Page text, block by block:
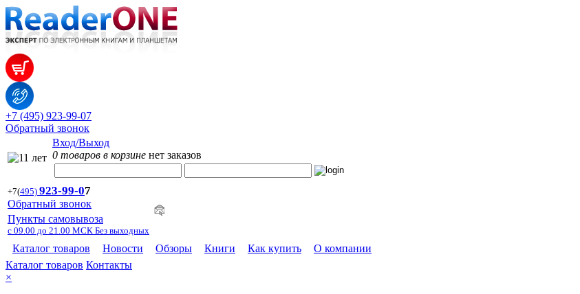
+7 (495) 923-99-07
Обратный звонок
Вход/Выход
0 товаров в корзине нет заказов
+7(495) 923-99-07
Обратный звонок
Пункты самовывоза
с 09.00 до 21.00 МСК Без выходных
Каталог товаров Новости Обзоры Книги Как купить
О компании
Каталог товаров Контакты
×